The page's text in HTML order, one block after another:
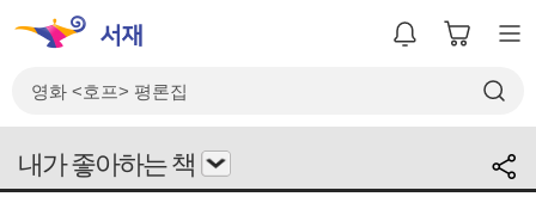
내가 좋아하는 책